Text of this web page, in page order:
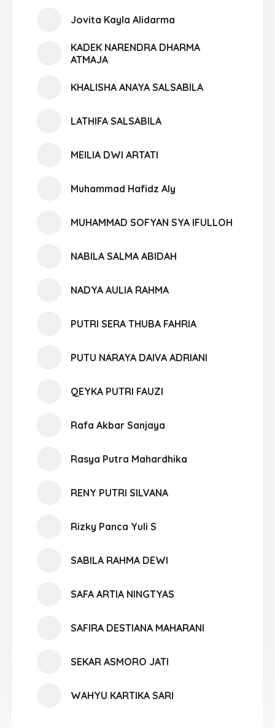
Jovita Kayla Alidarma
KADEK NARENDRA DHARMA
ATMAJA
KHALISHA ANAYA SALSABILA
LATHIFA SALSABILA
MEILIA DWI ARTATI
Muhammad Hafidz Aly
MUHAMMAD SOFYAN SYA IFULLOH
NABILA SALMA ABIDAH
NADYA AULIA RAHMA
PUTRI SERA THUBA FAHRIA
PUTU NARAYA DAIVA ADRIANI
QEYKA PUTRI FAUZI
Rafa Akbar Sanjaya
Rasya Putra Mahardhika
RENY PUTRI SILVANA
Rizky Panca Yuli S
SABILA RAHMA DEWI
SAFA ARTIA NINGTYAS
SAFIRA DESTIANA MAHARANI
SEKAR ASMORO JATI
WAHYU KARTIKA SARI